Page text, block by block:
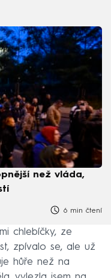
než vláda,
6 min čtení
chlebíčky, ze
zpívalo se, ale už
hůře než na